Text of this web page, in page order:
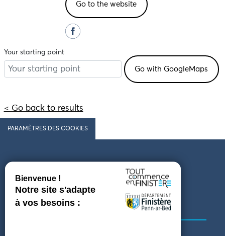
Go to the website
Your starting point
< Go back to results
PARAMÈTRES DES COOKIES
Follow us